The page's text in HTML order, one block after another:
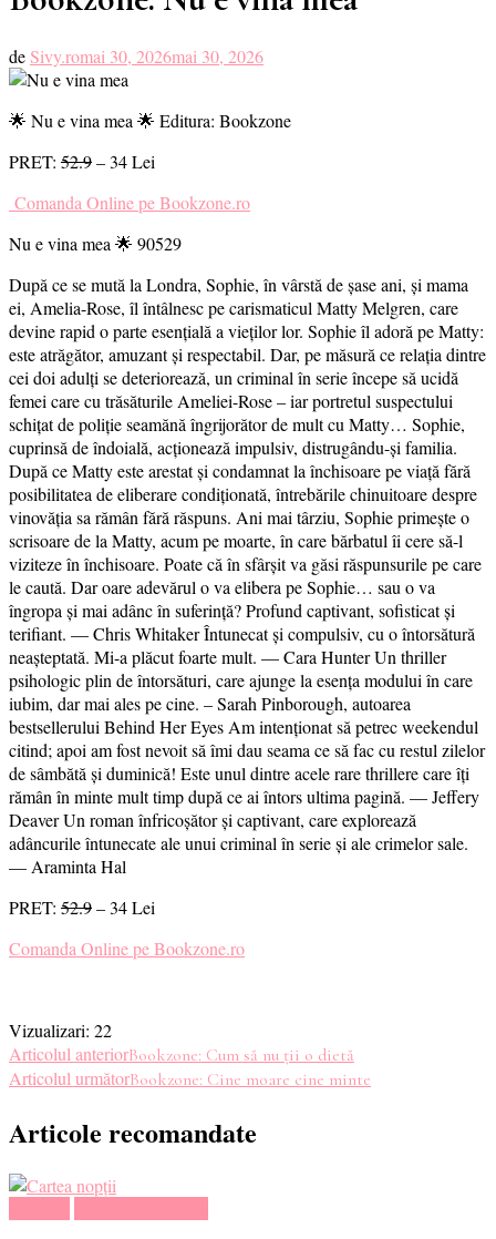
de Sivy.romai 30, 2026mai 30, 2026
🌟 Nu e vina mea 🌟 Editura: Bookzone
PRET: 52.9– 34 Lei
Comanda Online pe Bookzone.ro
Nu e vina mea 🌟 90529
După ce se mută la Londra, Sophie, în vârstă de șase ani, și mama
ei, Amelia-Rose, îl întâlnesc pe carismaticul Matty Melgren, care
devine rapid o parte esențială a vieților lor. Sophie îl adoră pe Matty:
este atrăgător, amuzant și respectabil. Dar, pe măsură ce relația dintre
cei doi adulți se deteriorează, un criminal în serie începe să ucidă
femei care cu trăsăturile Ameliei-Rose – iar portretul suspectului
schițat de poliție seamănă îngrijorător de mult cu Matty… Sophie,
cuprinsă de îndoială, acționează impulsiv, distrugându-și familia.
După ce Matty este arestat și condamnat la închisoare pe viață fără
posibilitatea de eliberare condiționată, întrebările chinuitoare despre
vinovăția sa rămân fără răspuns. Ani mai târziu, Sophie primește o
scrisoare de la Matty, acum pe moarte, în care bărbatul îi cere să-l
viziteze în închisoare. Poate că în sfârșit va găsi răspunsurile pe care
le caută. Dar oare adevărul o va elibera pe Sophie… sau o va
îngropa și mai adânc în suferință? Profund captivant, sofisticat și
terifiant. — Chris Whitaker Întunecat și compulsiv, cu o întorsătură
neașteptată. Mi-a plăcut foarte mult. — Cara Hunter Un thriller
psihologic plin de întorsături, care ajunge la esența modului în care
iubim, dar mai ales pe cine. – Sarah Pinborough, autoarea
bestsellerului Behind Her Eyes Am intenționat să petrec weekendul
citind; apoi am fost nevoit să îmi dau seama ce să fac cu restul zilelor
de sâmbătă și duminică! Este unul dintre acele rare thrillere care îți
rămân în minte mult timp după ce ai întors ultima pagină. — Jeffery
Deaver Un roman înfricoșător și captivant, care explorează
adâncurile întunecate ale unui criminal în serie și ale crimelor sale.
— Araminta Hal
PRET: 52.9– 34 Lei
Comanda Online pe Bookzone.ro
Vizualizari: 22
Navigare
în
articole
Articolul anteriorBookzone: Cum să nu ții o dietă
Articolul următorBookzone: Cine moare cine minte
Articole recomandate